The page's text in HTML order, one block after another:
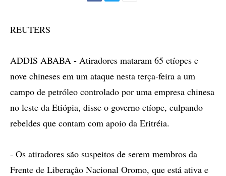
REUTERS
ADDIS ABABA - Atiradores mataram 65 etíopes e
nove chineses em um ataque nesta terça-feira a um
campo de petróleo controlado por uma empresa chinesa
no leste da Etiópia, disse o governo etíope, culpando
rebeldes que contam com apoio da Eritréia.
- Os atiradores são suspeitos de serem membros da
Frente de Liberação Nacional Oromo, que está ativa e